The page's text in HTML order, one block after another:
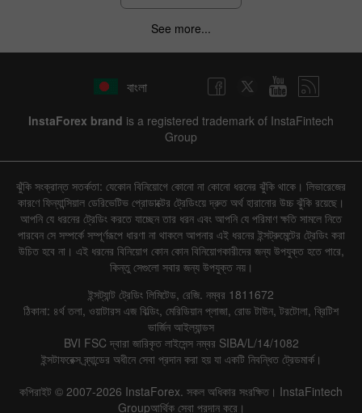
See more...
বাংলা
InstaForex brand is a registered trademark of InstaFintech
Group
ঝুঁকি সংক্রান্ত সতর্কতা: যেকোন বিনিয়োগে কোনো না কোনো ধরনের ঝুঁকি থাকে। লিভারেজের
কারণে ফিন্যান্সিয়াল ডেরিভেটিভ প্রোডাক্টের ট্রেডিংয়ে দ্রুত অর্থ হারানোর উচ্চ ঝুঁকি রয়েছে।
আপনি যে ধরনের ট্রেডিং করতে যাচ্ছেন তার ধরন এবং আপনি যে পরিমাণ ক্ষতি সামলে নিতে
পারবেন সে সম্পর্কে সম্পূর্ণরূপে ধারণা না থাকলে আপনার এই ধরনের ইন্সট্রুমেন্টের ট্রেডিং করা
উচিত হবে না। এই ধরনের বিনিয়োগ কোন কোন বিনিয়োগকারীদের জন্য উপযুক্ত হতে পারে,
কিন্তু সেগুলো সবার জন্য উপযুক্ত নয়।
ইন্সট্যান্ট ট্রেডিং লিমিটেড, রেজি. নম্বর 1811672
ঠিকানা: ৪র্থ তলা, ওয়াটারস এজ বিল্ডিং, মেরিডিয়ান প্লাজা, রোড টাউন, টরটোলা, ব্রিটিশ
ভার্জিন আইল্যান্ডস
BVI FSC দ্বারা জারিকৃত লাইসেন্স নম্বর SIBA/L/14/1082
ইন্সটাফরেক্স ব্র্যান্ডের অধীনে সেবা প্রদান করা হয় যা একটি নিবন্ধিত ট্রেডমার্ক।
কপিরাইট © 2007-2026 InstaForex. সকল অধিকার সংরক্ষিত। InstaFintech
Groupআর্থিক সেবা প্রদান করে।